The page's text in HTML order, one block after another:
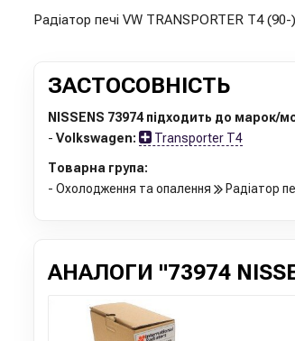
Радіатор печі VW TRANSPORTER T4
ЗАСТОСОВНІСТЬ
NISSENS 73974 підходить до марок/
- Volkswagen: Transporter T4
Товарна група:
- Охолодження та опалення
Радіатор
АНАЛОГИ "73974